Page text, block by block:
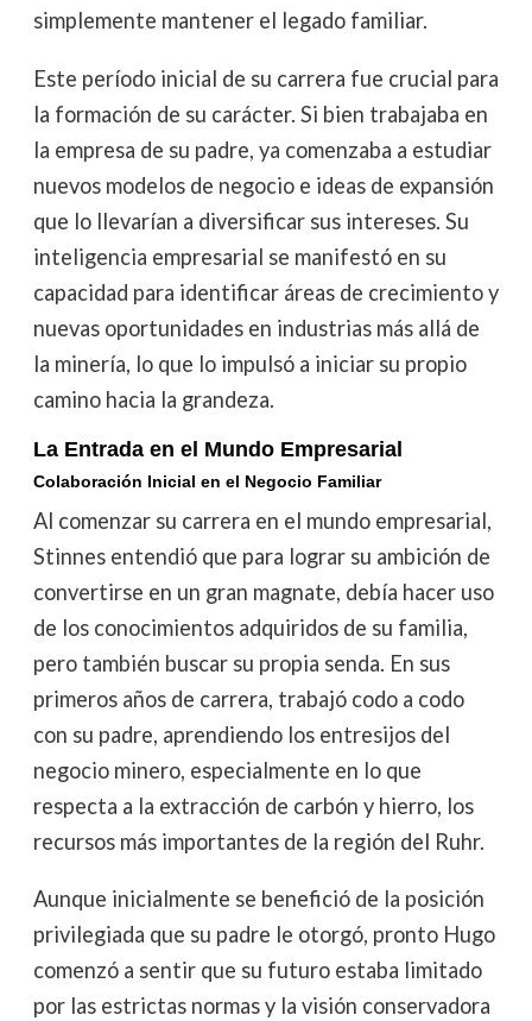
simplemente mantener el legado familiar.
Este período inicial de su carrera fue crucial para
la formación de su carácter. Si bien trabajaba en
la empresa de su padre, ya comenzaba a estudiar
nuevos modelos de negocio e ideas de expansión
que lo llevarían a diversificar sus intereses. Su
inteligencia empresarial se manifestó en su
capacidad para identificar áreas de crecimiento y
nuevas oportunidades en industrias más allá de
la minería, lo que lo impulsó a iniciar su propio
camino hacia la grandeza.
La Entrada en el Mundo Empresarial
Colaboración Inicial en el Negocio Familiar
Al comenzar su carrera en el mundo empresarial,
Stinnes entendió que para lograr su ambición de
convertirse en un gran magnate, debía hacer uso
de los conocimientos adquiridos de su familia,
pero también buscar su propia senda. En sus
primeros años de carrera, trabajó codo a codo
con su padre, aprendiendo los entresijos del
negocio minero, especialmente en lo que
respecta a la extracción de carbón y hierro, los
recursos más importantes de la región del Ruhr.
Aunque inicialmente se benefició de la posición
privilegiada que su padre le otorgó, pronto Hugo
comenzó a sentir que su futuro estaba limitado
por las estrictas normas y la visión conservadora